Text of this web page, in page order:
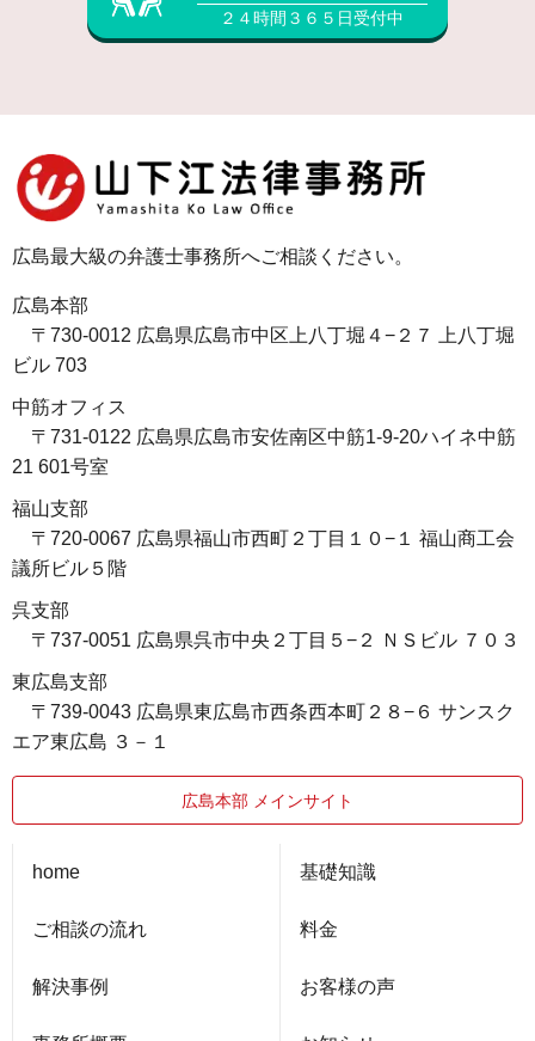
２４時間３６５日受付中
広島最大級の弁護士事務所へご相談ください。
広島本部
〒730-0012 広島県広島市中区上八丁堀４−２７ 上八丁堀
ビル 703
中筋オフィス
〒731-0122 広島県広島市安佐南区中筋1-9-20ハイネ中筋
21 601号室
福山支部
〒720-0067 広島県福山市西町２丁目１０−１ 福山商工会
議所ビル５階
呉支部
〒737-0051 広島県呉市中央２丁目５−２ ＮＳビル ７０３
東広島支部
〒739-0043 広島県東広島市西条西本町２８−６ サンスク
エア東広島 ３－１
広島本部 メインサイト
home
ご相談の流れ
解決事例
基礎知識
料金
お客様の声